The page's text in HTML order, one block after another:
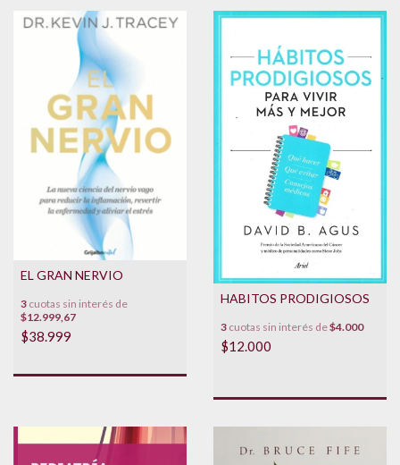
EL GRAN NERVIO
3 cuotas sin interés de
$12.999,67
$38.999
HABITOS PRODIGIOSOS
3 cuotas sin interés de$4.000
$12.000